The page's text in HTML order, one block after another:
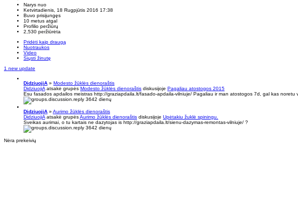
Narys nuo
Ketvirtadienis, 18 Rugpjūtis 2016 17:38
Buvo prisijungęs
10 metus atgal
Profilio peržiūrų
2,530 peržiūrėta
Pridėti kaip draugą
Nuotraukos
Video
Siųsti žinutę
1 new update
DidziuojiA » Modesto žūklės dienoraštis
DidziuojiAatsakė grupės Modesto žūklės dienoraštis diskusijoje Pagaliau atostogos 2015
Esu fasados apdailos meistras http://graziapdaila.lt/fasado-apdaila-vilniuje/ Pagaliau ir man atostogos 7d, gal kas noretu
3642 dienų
DidziuojiA » Aurimo žūklės dienoraštis
DidziuojiAatsakė grupėsAurimo žūklės dienoraštis diskusijoje Upėtakiu žuklė spiningu.
Sveikas aurimai, o tu kartais ne dazytojas is http://graziapdaila.lt/sienu-dazymas-remontas-vilniuje/ ?
3642 dienų
Nėra prekeivių